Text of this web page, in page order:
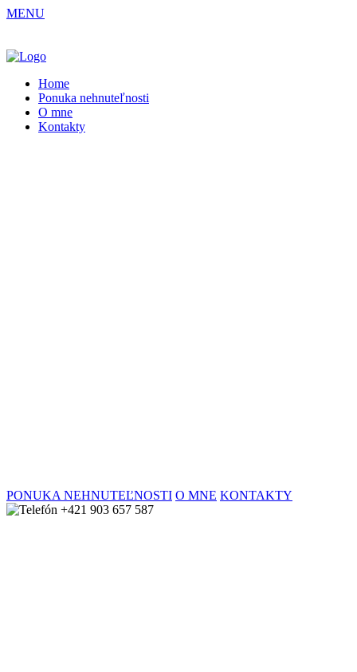
MENU
Home
Ponuka nehnuteľnosti
O mne
Kontakty
PONUKA NEHNUTEĽNOSTI O MNE KONTAKTY
+421 903 657 587